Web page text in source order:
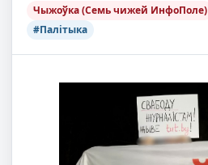
Чыжоўка (Семь чижей ИнфоПоле)
#Палітыка